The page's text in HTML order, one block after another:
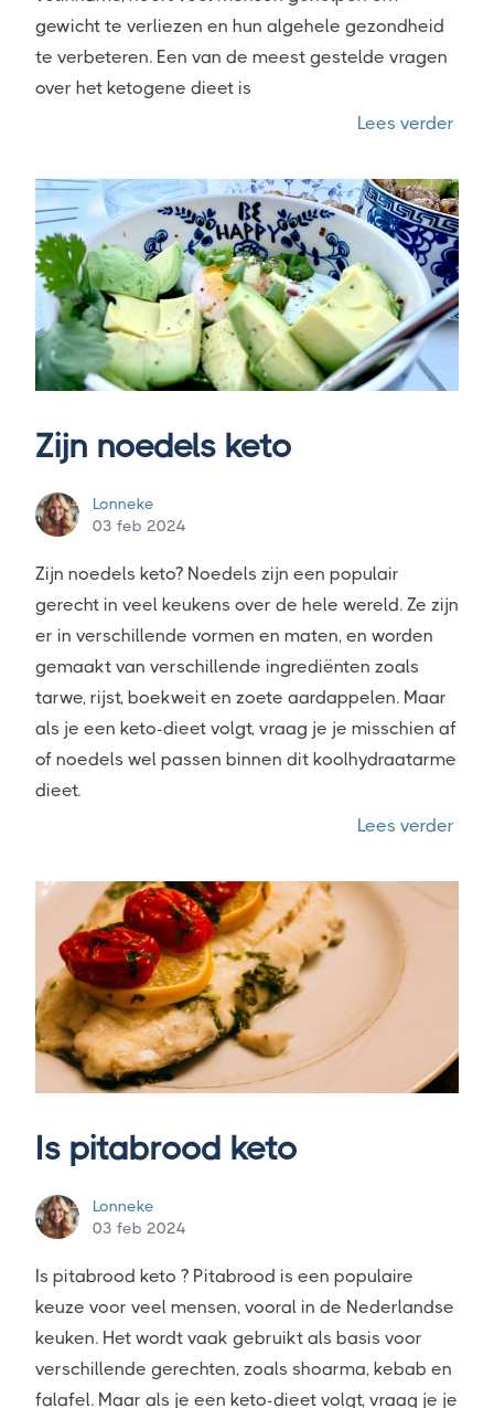
gewicht te verliezen en hun algehele gezondheid
te verbeteren. Een van de meest gestelde vragen
over het ketogene dieet is
Lees verder
Zijn noedels keto
Lonneke
03 feb 2024
Zijn noedels keto? Noedels zijn een populair
gerecht in veel keukens over de hele wereld. Ze zijn
er in verschillende vormen en maten, en worden
gemaakt van verschillende ingrediënten zoals
tarwe, rijst, boekweit en zoete aardappelen. Maar
als je een keto-dieet volgt, vraag je je misschien af
of noedels wel passen binnen dit koolhydraatarme
dieet.
Lees verder
Is pitabrood keto
Lonneke
03 feb 2024
Is pitabrood keto ? Pitabrood is een populaire
keuze voor veel mensen, vooral in de Nederlandse
keuken. Het wordt vaak gebruikt als basis voor
verschillende gerechten, zoals shoarma, kebab en
falafel. Maar als je een keto-dieet volgt, vraag je je